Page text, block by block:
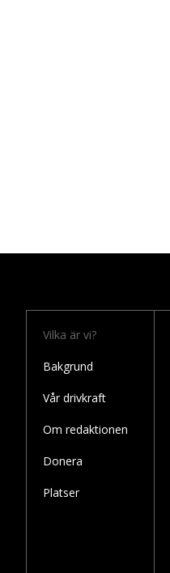
Vilka är vi?
Bakgrund
Vår drivkraft
Om redaktionen
Donera
Platser